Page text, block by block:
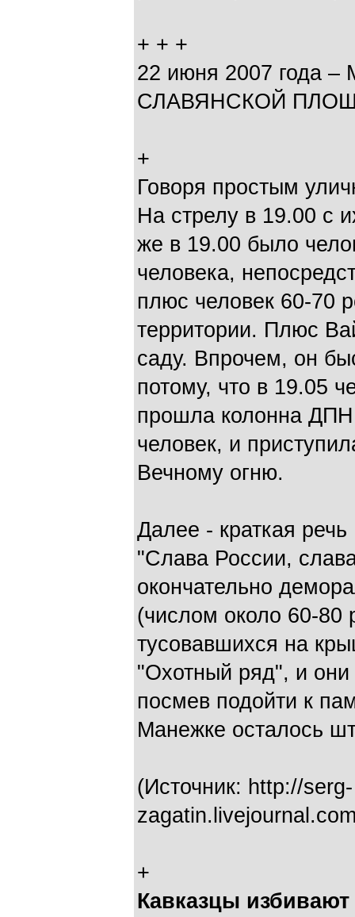
+ + +
22 июня 2007 года
СЛАВЯНСКОЙ
+
Говоря простым
На стрелу в 19.00 с
же в 19.00 было
человека,
плюс человек 60-70
территории. Плюс
саду. Впрочем, он
потому, что в 19.05
прошла колонна
человек, и
Вечному огню.
Далее - краткая
"Слава России,
окончательно
(числом около 60-
тусовавшихся на
"Охотный ряд", и они
посмев подойти к
Манежке осталось
(Источник: http://serg-
+
Кавказцы избивают